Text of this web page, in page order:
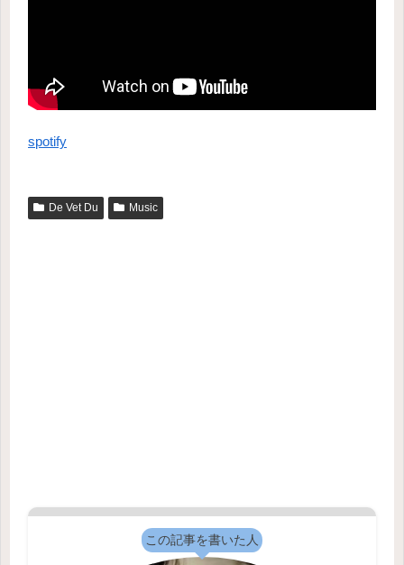
spotify
De Vet Du Music
この記事を書いた人